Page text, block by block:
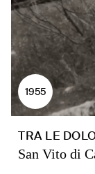
1955
TRA LE
San Vito di